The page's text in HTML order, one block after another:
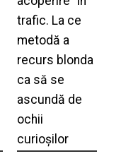
trafic. La ce
metodă a
recurs blonda
ca să se
ascundă de
ochii
curioșilor